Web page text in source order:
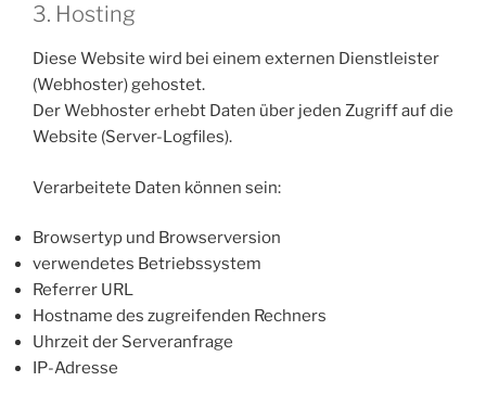
3. Hosting
Diese Website wird bei einem externen Dienstleister
(Webhoster) gehostet.
Der Webhoster erhebt Daten über jeden Zugriff auf die
Website (Server-Logfiles).
Verarbeitete Daten können sein:
Browsertyp und Browserversion
verwendetes Betriebssystem
Referrer URL
Hostname des zugreifenden Rechners
Uhrzeit der Serveranfrage
IP-Adresse